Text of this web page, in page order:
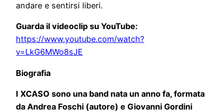
andare e sentirsi liberi.
Guarda il videoclip su YouTube:
https://www.youtube.com/watch?
v=LkG6MWo8sJE
Biografia
I XCASO sono una band nata un anno fa, formata
da Andrea Foschi (autore) e Giovanni Gordini